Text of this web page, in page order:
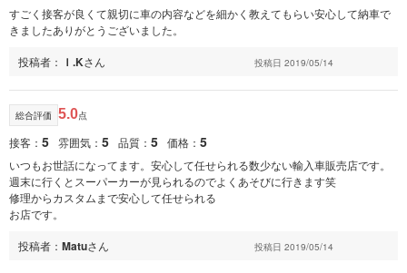
すごく接客が良くて親切に車の内容などを細かく教えてもらい安心して納車で
きましたありがとうございました。
投稿者： Ｉ.Kさん 投稿日 2019/05/14
総合評価 5.0点
接客： 5 雰囲気： 5 品質： 5 価格： 5
いつもお世話になってます。安心して任せられる数少ない輸入車販売店です。
週末に行くとスーパーカーが見られるのでよくあそびに行きます笑
修理からカスタムまで安心して任せられる
お店です。
投稿者： Matuさん 投稿日 2019/05/14